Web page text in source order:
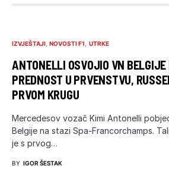
IZVJEŠTAJI NOVOSTI F1 UTRKE
ANTONELLI OSVOJIO VN BELGIJE
PREDNOST U PRVENSTVU,
PRVOM KRUGU
Mercedesov vozač Kimi Antonelli
Belgije na stazi Spa-Francorchamps.
je s prvog…
BY IGOR ŠESTAK